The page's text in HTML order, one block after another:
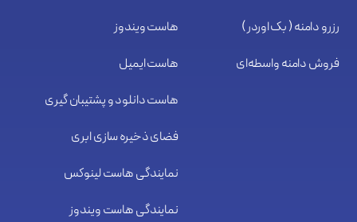
رزرو دامنه ( بک اوردر )
فروش دامنه واسطه‌ای
هاست ویندوز
هاست ایمیل
هاست دانلود و پشتیبان گیری
فضای ذخیره سازی ابری
نمایندگی هاست لینوکس
نمایندگی هاست ویندوز